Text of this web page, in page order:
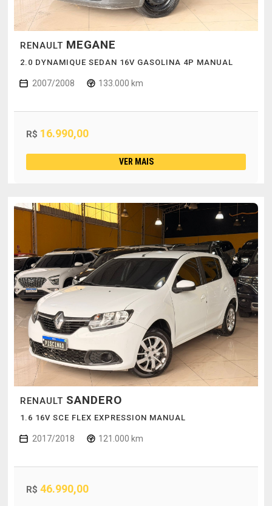
RENAULT MEGANE
2.0 DYNAMIQUE SEDAN 16V GASOLINA 4P MANUAL
2007/2008 133.000 km
R$ 16.990,00
VER MAIS
RENAULT SANDERO
1.6 16V SCE FLEX EXPRESSION MANUAL
2017/2018 121.000 km
R$ 46.990,00